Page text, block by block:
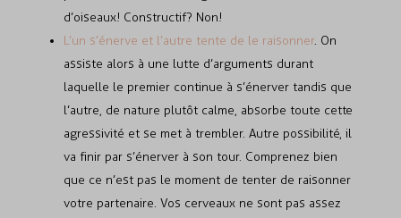
d’oiseaux! Constructif? Non!
L’un s’énerve et l’autre tente de le raisonner. On
assiste alors à une lutte d’arguments durant
laquelle le premier continue à s’énerver tandis que
l’autre, de nature plutôt calme, absorbe toute cette
agressivité et se met à trembler. Autre possibilité, il
va finir par s’énerver à son tour. Comprenez bien
que ce n’est pas le moment de tenter de raisonner
votre partenaire. Vos cerveaux ne sont pas assez